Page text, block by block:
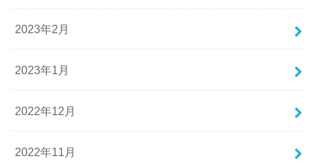
2023年2月
2023年1月
2022年12月
2022年11月